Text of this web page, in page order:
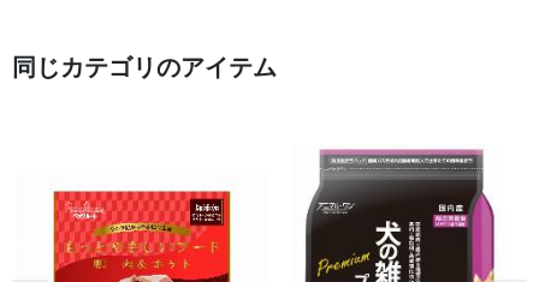
同じカテゴリのアイテム